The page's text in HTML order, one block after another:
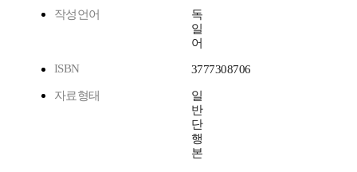
작성언어
독
일
어
ISBN
3777308706
자료형태
일
반
단
행
본